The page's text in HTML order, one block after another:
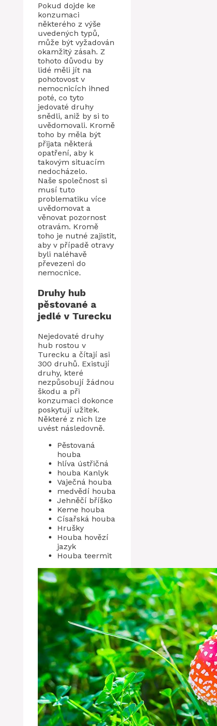
Pokud dojde ke
konzumaci
některého z výše
uvedených typů,
může být vyžadován
okamžitý zásah. Z
tohoto důvodu by
lidé měli jít na
pohotovost v
nemocnicích ihned
poté, co tyto
jedovaté druhy
snědli, aniž by si to
uvědomovali. Kromě
toho by měla být
přijata některá
opatření, aby k
takovým situacím
nedocházelo.
Naše společnost si
musí tuto
problematiku více
uvědomovat a
věnovat pozornost
otravám. Kromě
toho je nutné zajistit,
aby v případě otravy
byli naléhavě
převezeni do
nemocnice.
Druhy hub
pěstované a
jedlé v Turecku
Nejedovaté druhy
hub rostou v
Turecku a čítají asi
300 druhů. Existují
druhy, které
nezpůsobují žádnou
škodu a při
konzumaci dokonce
poskytují užitek.
Některé z nich lze
uvést následovně.
Pěstovaná
houba
hlíva ústřičná
houba Kanlyk
Vaječná houba
medvědí houba
Jehněčí bříško
Keme houba
Císařská houba
Hrušky
Houba hovězí
jazyk
Houba teermit